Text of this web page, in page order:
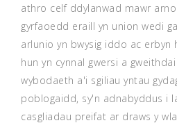
athro celf ddylanwad mawr
gyrfaoedd eraill yn union wedi
arlunio yn bwysig iddo ac erbyn
hun yn cynnal gwersi a
wybodaeth a'i sgiliau yntau
poblogaidd, sy'n adnabyddus i
casgliadau preifat ar draws y